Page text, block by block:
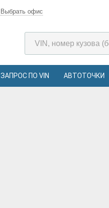
Выбрать офис
ЗАПРОС ПО VIN АВТОТОЧКИ